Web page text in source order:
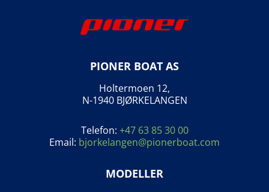
PIONER BOAT AS
Holtermoen 12,
N-1940 BJØRKELANGEN
Telefon: +47 63 85 30 00
Email: bjorkelangen@pionerboat.com
MODELLER